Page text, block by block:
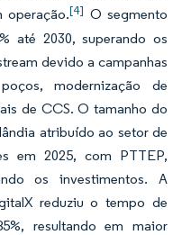
operação.[4] O segmento
até 2030, superando os
devido a campanhas
modernização de
de CCS. O tamanho do
atribuído ao setor de
em 2025, com PTTEP,
os investimentos. A
reduziu o tempo de
resultando em maior